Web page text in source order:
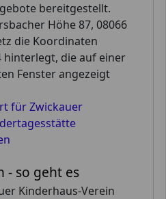
bereitgestellt.
Höhe 87, 08066
die Koordinaten
hinterlegt, die auf einer
Fenster angezeigt
für Zwickauer
- so geht es
Kinderhaus-Verein